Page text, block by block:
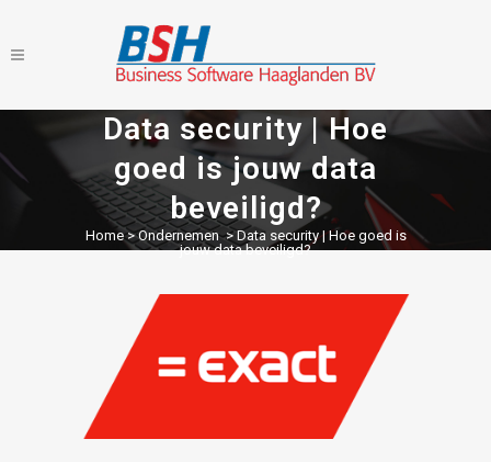
Data security | Hoe
goed is jouw data
beveiligd?
Home>Ondernemen >Data security | Hoe goed is
jouw data beveiligd?